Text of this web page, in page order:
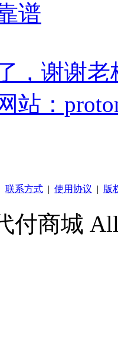
谱
，谢谢老
站：
联系方式 | 使用协议 | 版
付商城